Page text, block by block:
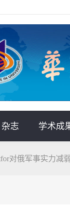
志 学术成
对俄军事实力减